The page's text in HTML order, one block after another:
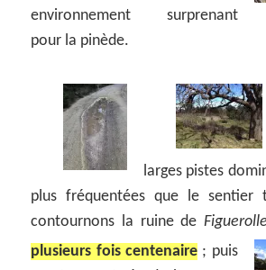
environnement surprenant
pour la pinède.
larges pistes
plus fréquentées que le sentier
contournons la ruine de
plusieurs fois centenaire ; puis